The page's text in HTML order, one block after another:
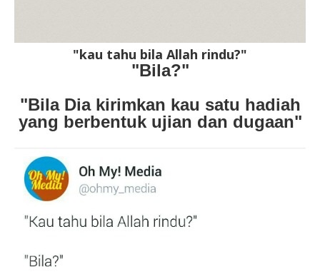
"kau tahu bila Allah rindu?"
"Bila?"
"Bila Dia kirimkan kau satu hadiah
yang berbentuk ujian dan dugaan"